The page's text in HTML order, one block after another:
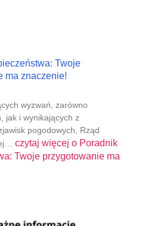
Twoje
ma znaczenie!
wyzwań, zarówno
jak i wynikających z
pogodowych, Rząd
czytaj więcej oPoradnik
Twoje przygotowanie ma